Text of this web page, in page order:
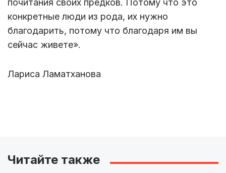
конкретные люди из рода, их нужно
благодарить, потому что благодаря им вы
сейчас живете».
Лариса Ламатханова
Читайте также